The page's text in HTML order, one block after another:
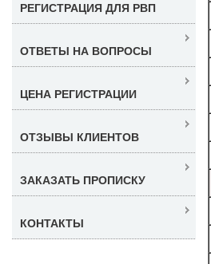
РЕГИСТРАЦИЯ ДЛЯ РВП
ОТВЕТЫ НА ВОПРОСЫ
ЦЕНА РЕГИСТРАЦИИ
ОТЗЫВЫ КЛИЕНТОВ
ЗАКАЗАТЬ ПРОПИСКУ
КОНТАКТЫ